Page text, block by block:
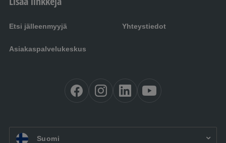
Etsi jälleenmyyjä Yhteystiedot
Asiakaspalvelukeskus
FI: Suomi